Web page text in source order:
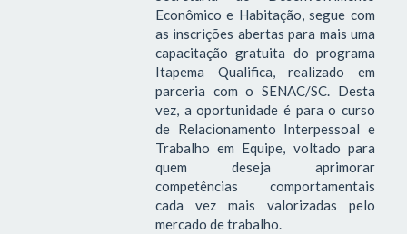
Econômico e Habitação, segue com
as inscrições abertas para mais uma
capacitação gratuita do programa
Itapema Qualifica, realizado em
parceria com o SENAC/SC. Desta
vez, a oportunidade é para o curso
de Relacionamento Interpessoal e
Trabalho em Equipe, voltado para
quem deseja aprimorar
competências comportamentais
cada vez mais valorizadas pelo
mercado de trabalho.